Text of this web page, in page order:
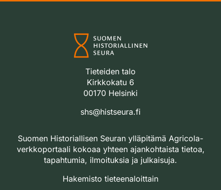
Tieteiden talo
Kirkkokatu 6
00170 Helsinki
shs@histseura.fi
Suomen Historiallisen Seuran ylläpitämä Agricola-
verkkoportaali kokoaa yhteen ajankohtaista tietoa,
tapahtumia, ilmoituksia ja julkaisuja.
Hakemisto tieteenaloittain